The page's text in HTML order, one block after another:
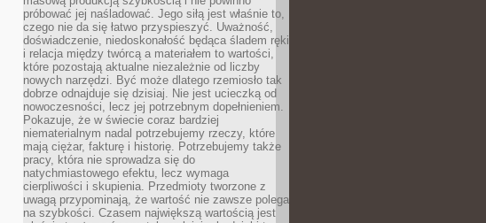
próbować jej naśladować. Jego siłą jest właśnie to,
czego nie da się łatwo przyspieszyć. Uważność,
doświadczenie, niedoskonałość będąca śladem ręki
i relacja między twórcą a materiałem to wartości,
które pozostają aktualne niezależnie od liczby
nowych narzędzi. Być może dlatego rzemiosło tak
dobrze odnajduje się dzisiaj. Nie jest ucieczką od
nowoczesności, lecz jej potrzebnym dopełnieniem.
Pokazuje, że w świecie coraz bardziej
niematerialnym nadal potrzebujemy rzeczy, które
mają ciężar, fakturę i historię. Potrzebujemy także
pracy, która nie sprowadza się do
natychmiastowego efektu, lecz wymaga
cierpliwości i skupienia. Przedmioty tworzone z
uwagą przypominają, że wartość nie zawsze polega
na szybkości. Czasem największą wartością jest